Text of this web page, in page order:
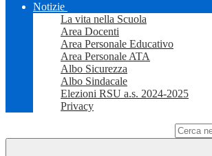
Notizie
La vita nella Scuola
Area Docenti
Area Personale Educativo
Area Personale ATA
Albo Sicurezza
Albo Sindacale
Elezioni RSU a.s. 2024-2025
Privacy